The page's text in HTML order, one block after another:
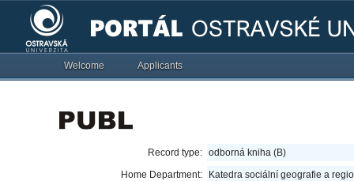
Welcome Applicants
Record type: odborná kniha (B)
Home Department:
Katedra sociální geografie a